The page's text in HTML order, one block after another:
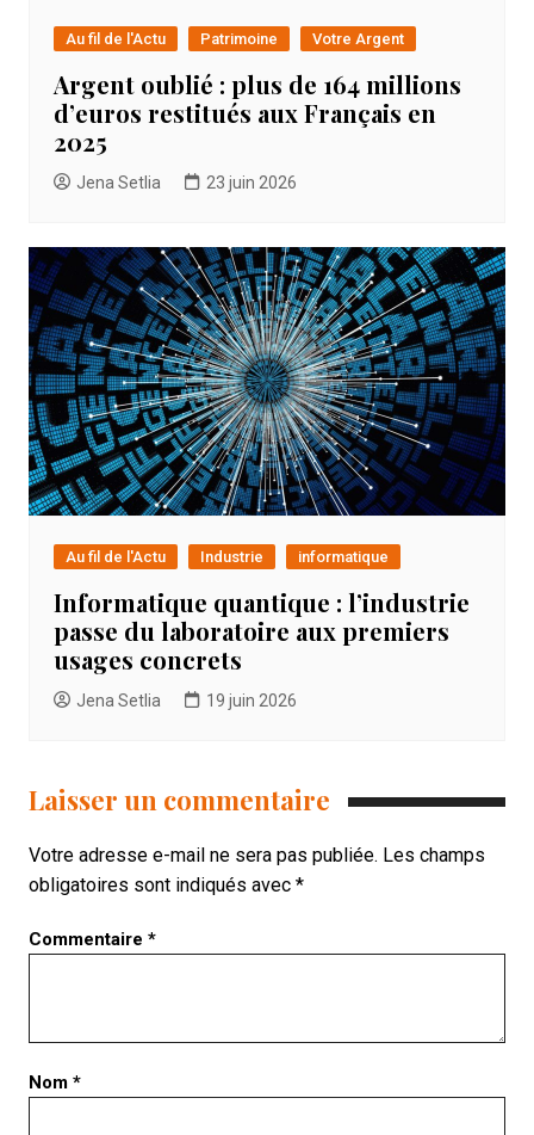
Au fil de l'Actu Patrimoine Votre Argent
Argent oublié : plus de 164 millions
d’euros restitués aux Français en
2025
Jena Setlia 23 juin 2026
Au fil de l'Actu Industrie informatique
Informatique quantique : l’industrie
passe du laboratoire aux premiers
usages concrets
Jena Setlia 19 juin 2026
Laisser un commentaire
Votre adresse e-mail ne sera pas publiée. Les champs
obligatoires sont indiqués avec *
Commentaire *
Nom *